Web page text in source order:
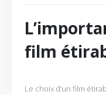
film
Le choix d’un film